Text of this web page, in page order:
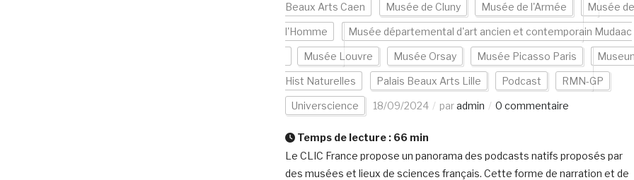
Beaux Arts Caen Musée de Cluny Musée de l'Armée Musée de
l'Homme Musée départemental d'art ancien et contemporain Mudaac
Musée Louvre Musée Orsay Musée Picasso Paris
Hist Naturelles Palais Beaux Arts Lille Podcast RMN-GP
Universcience 18/09/2024 paradmin 0 commentaire
Temps de lecture : 66 min
Le CLIC France propose un panorama des podcasts natifs proposés par
des musées et lieux de sciences français. Cette forme de narration et de